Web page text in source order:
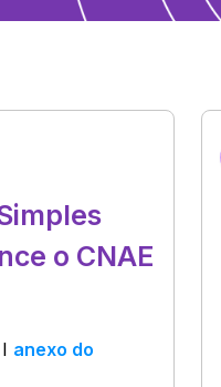
o CNAE
I anexo do